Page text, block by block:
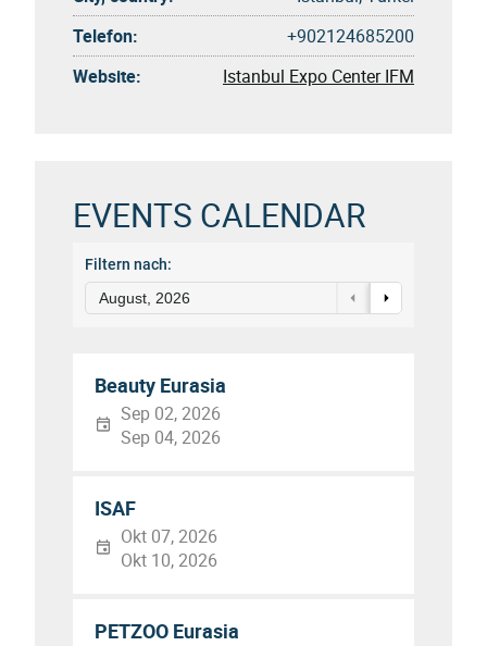
Telefon:
+902124685200
Website:
Istanbul Expo Center IFM
EVENTS CALENDAR
Filtern nach:
August, 2026
Beauty Eurasia
Sep 02, 2026
Sep 04, 2026
ISAF
Okt 07, 2026
Okt 10, 2026
PETZOO Eurasia